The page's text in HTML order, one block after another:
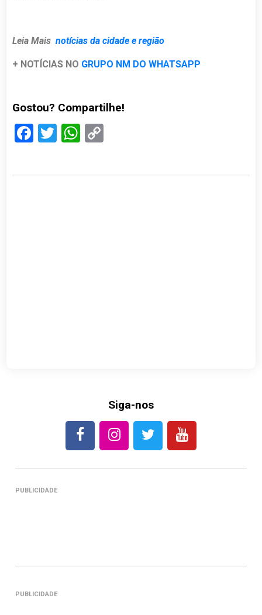
Leia Mais notícias da cidade e região
+ NOTÍCIAS NO GRUPO NM DO WHATSAPP
Gostou? Compartilhe!
Facebook
TwitterWhatsApp
Siga-nos
PUBLICIDADE
PUBLICIDADE